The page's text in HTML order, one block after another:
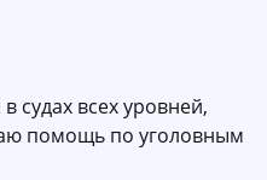
судах всех уровней,
помощь по уголовным